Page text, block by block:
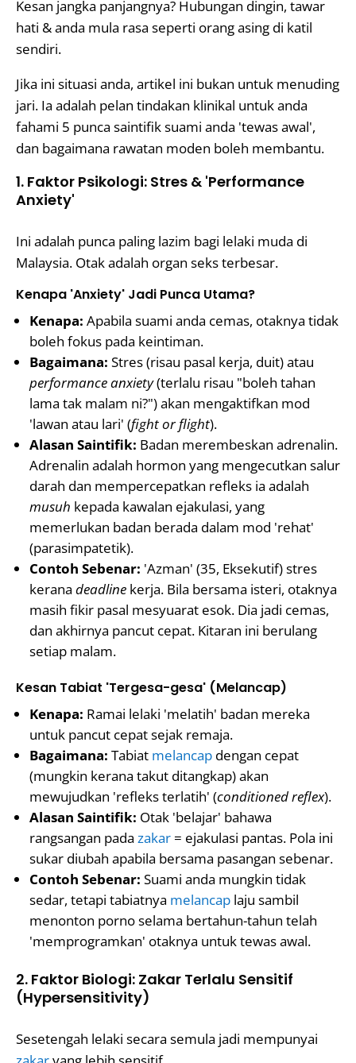
Kesan jangka panjangnya? Hubungan dingin, tawar
hati & anda mula rasa seperti orang asing di katil
sendiri.
Jika ini situasi anda, artikel ini bukan untuk menuding
jari. Ia adalah pelan tindakan klinikal untuk anda
fahami 5 punca saintifik suami anda 'tewas awal',
dan bagaimana rawatan moden boleh membantu.
1. Faktor Psikologi: Stres & 'Performance
Anxiety'
Ini adalah punca paling lazim bagi lelaki muda di
Malaysia. Otak adalah organ seks terbesar.
Kenapa 'Anxiety' Jadi Punca Utama?
Kenapa: Apabila suami anda cemas, otaknya tidak
boleh fokus pada keintiman.
Bagaimana: Stres (risau pasal kerja, duit) atau
performance anxiety(terlalu risau "boleh tahan
lama tak malam ni?") akan mengaktifkan mod
'lawan atau lari' (fight or flight).
Alasan Saintifik: Badan merembeskan adrenalin.
Adrenalin adalah hormon yang mengecutkan salur
darah dan mempercepatkan refleks ia adalah
musuh kepada kawalan ejakulasi, yang
memerlukan badan berada dalam mod 'rehat'
(parasimpatetik).
Contoh Sebenar: 'Azman' (35, Eksekutif) stres
kerana deadline kerja. Bila bersama isteri, otaknya
masih fikir pasal mesyuarat esok. Dia jadi cemas,
dan akhirnya pancut cepat. Kitaran ini berulang
setiap malam.
Kesan Tabiat 'Tergesa-gesa' (Melancap)
Kenapa: Ramai lelaki 'melatih' badan mereka
untuk pancut cepat sejak remaja.
Bagaimana: Tabiat melancap dengan cepat
(mungkin kerana takut ditangkap) akan
mewujudkan 'refleks terlatih' (conditioned reflex).
Alasan Saintifik: Otak 'belajar' bahawa
rangsangan pada zakar = ejakulasi pantas. Pola ini
sukar diubah apabila bersama pasangan sebenar.
Contoh Sebenar: Suami anda mungkin tidak
sedar, tetapi tabiatnya melancap laju sambil
menonton porno selama bertahun-tahun telah
'memprogramkan' otaknya untuk tewas awal.
2. Faktor Biologi: Zakar Terlalu Sensitif
(Hypersensitivity)
Sesetengah lelaki secara semula jadi mempunyai